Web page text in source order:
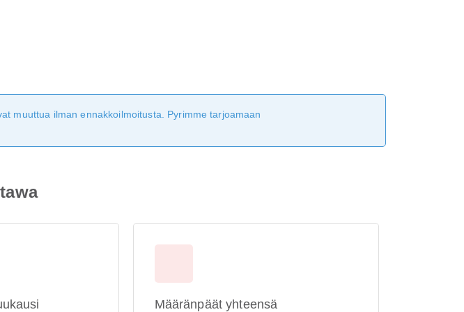
muuttua ilman ennakkoilmoitusta. Pyrimme tarjoamaan
Määränpäät yhteensä